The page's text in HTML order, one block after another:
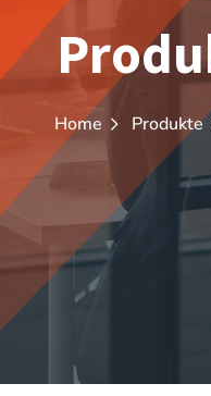
Home Produkte